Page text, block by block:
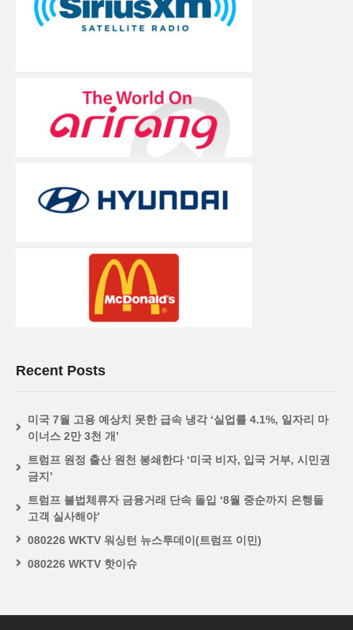
Recent Posts
미국 7월 고용 예상치 못한 급속 냉각 ‘실업률 4.1%, 일자리 마
이너스 2만 3천 개’
트럼프 원정 출산 원천 봉쇄한다 ‘미국 비자, 입국 거부, 시민권
금지’
트럼프 불법체류자 금융거래 단속 돌입 ‘8월 중순까지 은행들
고객 실사해야’
080226 WKTV 워싱턴 뉴스투데이(트럼프 이민)
080226 WKTV 핫이슈